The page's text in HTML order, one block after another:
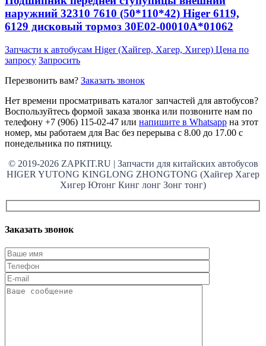
наружний 32310 7610 (50*110*42) Higer 6119,
6129 дисковый тормоз 30E02-00010A*01062
Запчасти к автобусам Higer (Хайгер, Хагер, Хигер) Цена по
запросу Запросить
Перезвонить вам? Заказать звонок
Нет времени просматривать каталог запчастей для автобусов?
Воспользуйтесь формой заказа звонка или позвоните нам по
телефону +7 (906) 115-02-47 или напишите в Whatsapp на этот
номер, мы работаем для Вас без перерыва с 8.00 до 17.00 с
понедельника по пятницу.
© 2019-2026 ZAPKIT.RU | Запчасти для китайских автобусов
HIGER YUTONG KINGLONG ZHONGTONG (Хайгер Хагер
Хигер Ютонг Кинг лонг Зонг тонг)
Заказать звонок